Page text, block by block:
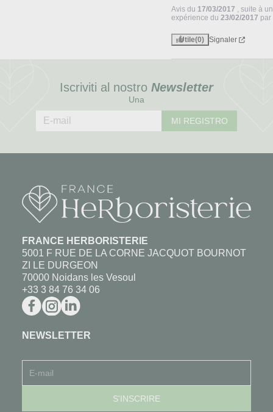
Avis du 17/03/2017 , suite à
expérience du23/02/2017 par
Utile(0) Signaler
Iscriviti al nostro Newsletter
Una
MI REGISTRO
FRANCE HERBORISTERIE
5001 F RUE DE LA CORNE JACQUOT BOURNOT
ZI LE DURGEON
70000 Noidans les Vesoul
+33 3 84 76 34 06
NEWSLETTER